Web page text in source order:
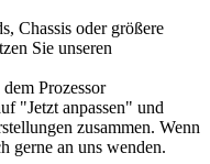
Chassis oder größere
Sie unseren
Prozessor
"Jetzt anpassen" und
zusammen. Wenn
gerne an uns wenden.